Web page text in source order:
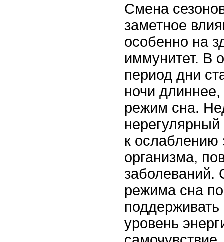
Смена
заметное
особенно на
иммунитет. В
период дни
ночи
режим сна.
нерегулярный
к
организма,
заболеваний.
режима сна
уровень